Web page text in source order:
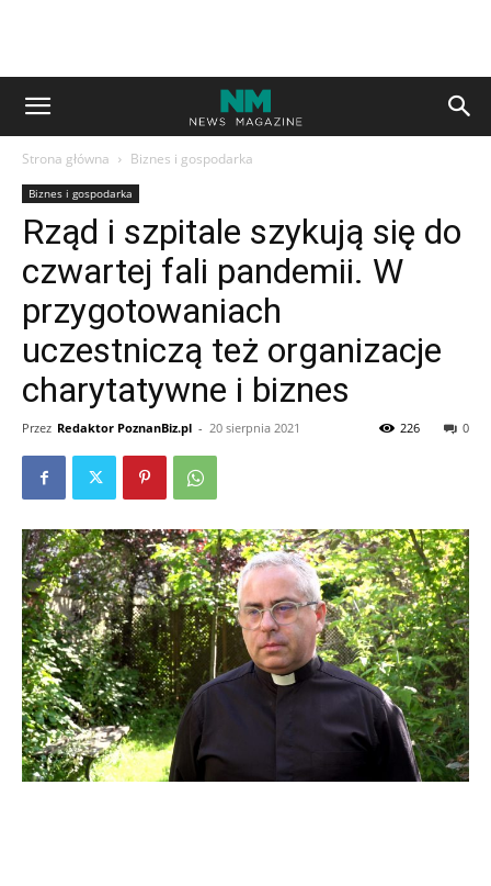
Strona główna Biznes i gospodarka
Biznes i gospodarka
Rząd i szpitale szykują się do
czwartej fali pandemii. W
przygotowaniach
uczestniczą też organizacje
charytatywne i biznes
Przez Redaktor PoznanBiz.pl - 20 sierpnia 2021 0
226